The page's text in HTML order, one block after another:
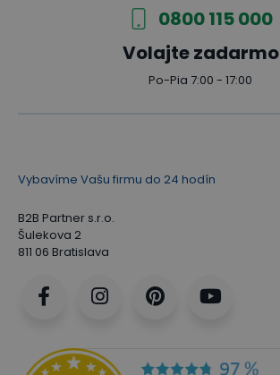
0800 115 000
Volajte zadarmo
Po-Pia 7:00 - 17:00
Vybavíme Vašu firmu do 24 hodín
B2B Partner s.r.o.
Šulekova 2
811 06 Bratislava